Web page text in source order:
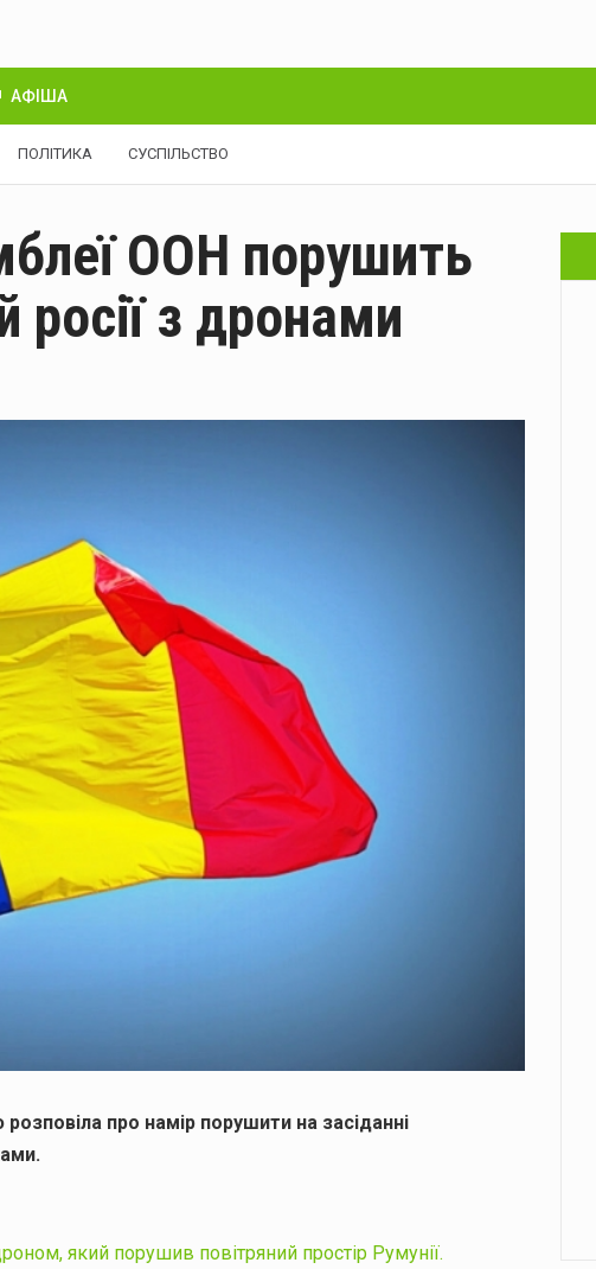
АФІША
ПОЛІТИКА СУСПІЛЬСТВО
ООН порушить
росії з дронами
про намір порушити на засіданні
який порушив повітряний простір Румунії.